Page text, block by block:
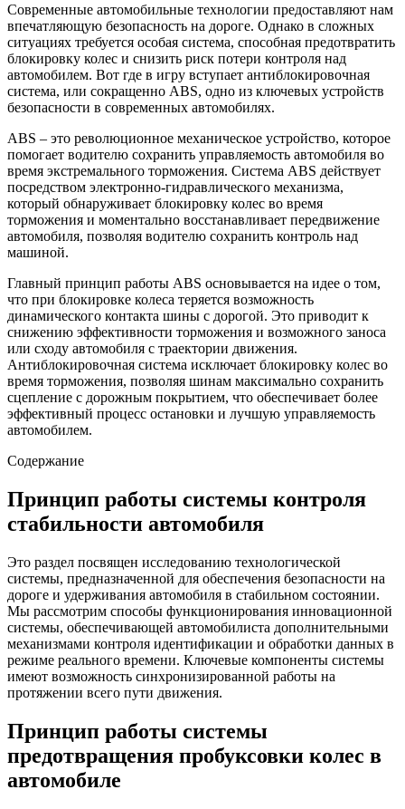
Современные автомобильные технологии предоставляют нам
впечатляющую безопасность на дороге. Однако в сложных
ситуациях требуется особая система, способная предотвратить
блокировку колес и снизить риск потери контроля над
автомобилем. Вот где в игру вступает антиблокировочная
система, или сокращенно ABS, одно из ключевых устройств
безопасности в современных автомобилях.
ABS – это революционное механическое устройство, которое
помогает водителю сохранить управляемость автомобиля во
время экстремального торможения. Система ABS действует
посредством электронно-гидравлического механизма,
который обнаруживает блокировку колес во время
торможения и моментально восстанавливает передвижение
автомобиля, позволяя водителю сохранить контроль над
машиной.
Главный принцип работы ABS основывается на идее о том,
что при блокировке колеса теряется возможность
динамического контакта шины с дорогой. Это приводит к
снижению эффективности торможения и возможного заноса
или сходу автомобиля с траектории движения.
Антиблокировочная система исключает блокировку колес во
время торможения, позволяя шинам максимально сохранить
сцепление с дорожным покрытием, что обеспечивает более
эффективный процесс остановки и лучшую управляемость
автомобилем.
Содержание
Принцип работы системы контроля
стабильности автомобиля
Это раздел посвящен исследованию технологической
системы, предназначенной для обеспечения безопасности на
дороге и удерживания автомобиля в стабильном состоянии.
Мы рассмотрим способы функционирования инновационной
системы, обеспечивающей автомобилиста дополнительными
механизмами контроля идентификации и обработки данных в
режиме реального времени. Ключевые компоненты системы
имеют возможность синхронизированной работы на
протяжении всего пути движения.
Принцип работы системы
предотвращения пробуксовки колес в
автомобиле